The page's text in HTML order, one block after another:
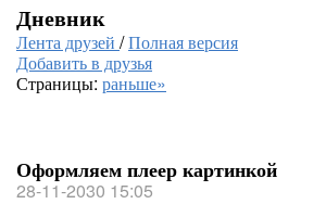
Дневник
Лента друзей /Полная версия
Добавить в друзья
Страницы: раньше»
Оформляем плеер картинкой
28-11-2030 15:05